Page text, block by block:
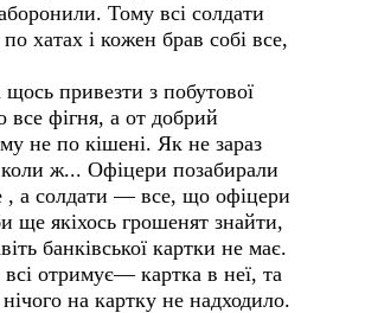
Тому всі солдати
хатах і кожен брав собі все,
привезти з побутової
все фігня, а от добрий
не по кішені. Як не зараз
ж... Офіцери позабирали
, а солдати — все, що офіцери
ще якіхось грошенят знайти,
банківської картки не має.
отримує— картка в неї, та
на картку не надходило.